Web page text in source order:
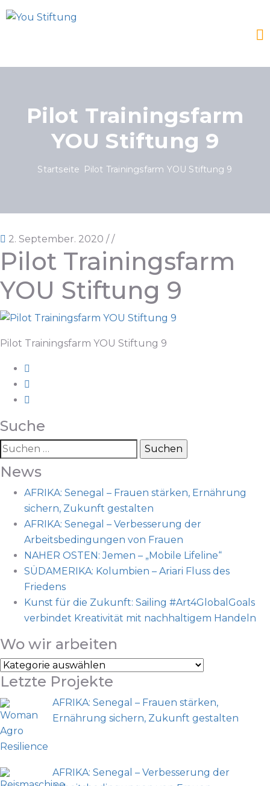
Pilot Trainingsfarm
YOU Stiftung 9
Startseite Pilot Trainingsfarm YOU Stiftung 9
2. September. 2020 / /
Pilot Trainingsfarm
YOU Stiftung 9
Pilot Trainingsfarm YOU Stiftung 9
Suche
News
AFRIKA: Senegal – Frauen stärken, Ernährung
sichern, Zukunft gestalten
AFRIKA: Senegal – Verbesserung der
Arbeitsbedingungen von Frauen
NAHER OSTEN: Jemen – „Mobile Lifeline“
SÜDAMERIKA: Kolumbien – Ariari Fluss des
Friedens
Kunst für die Zukunft: Sailing #Art4GlobalGoals
verbindet Kreativität mit nachhaltigem Handeln
Wo wir arbeiten
Letzte Projekte
AFRIKA: Senegal – Frauen stärken,
Ernährung sichern, Zukunft gestalten
AFRIKA: Senegal – Verbesserung der